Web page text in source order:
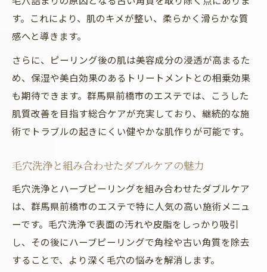
す。これにより、肌のキメが整い、柔らかく滑らかな質
感へと導きます。
さらに、ピーリング後の肌は美容成分の浸透が高まるた
め、保湿や美白効果のあるトリートメントとの相乗効果
も期待できます。群馬県前橋市のエステでは、こうした
肌質改善を目指す総合ケアが充実しており、継続的な施
術でトラブルの起きにくい健やかな肌作りが可能です。
毛穴洗浄と組み合わせたダブルケアの魅力
毛穴洗浄とハーブピーリングを組み合わせたダブルケア
は、群馬県前橋市のエステで特に人気の高い施術メニュ
ーです。毛穴洗浄で表面の汚れや皮脂をしっかり吸引
し、その後にハーブピーリングで角栓や古い角質を除去
することで、より深く毛穴の悩みを解消します。